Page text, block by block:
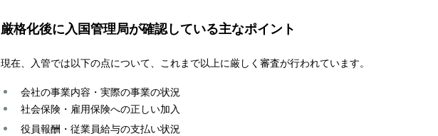
厳格化後に入国管理局が確認している主なポイント
現在、入管では以下の点について、これまで以上に厳しく審査が行われています。
会社の事業内容・実際の事業の状況
社会保険・雇用保険への正しい加入
役員報酬・従業員給与の支払い状況